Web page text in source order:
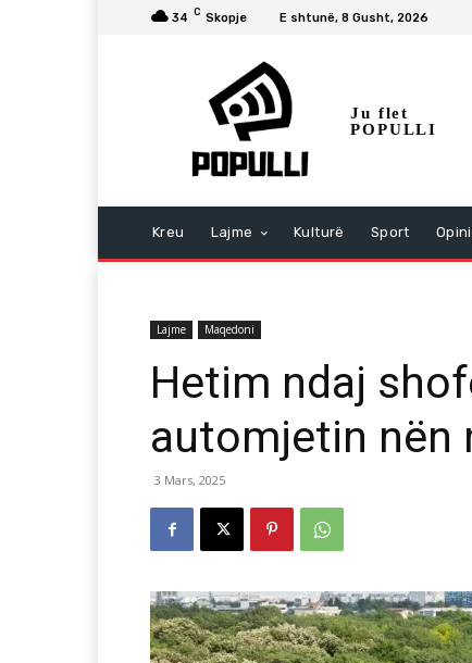
34 C Skopje E shtunë, 8 Gusht, 2026
Ju flet
POPULLI
Kreu Lajme Kulturë Sport
Lajme Maqedoni
Hetim ndaj
automjetin nën
3 Mars, 2025